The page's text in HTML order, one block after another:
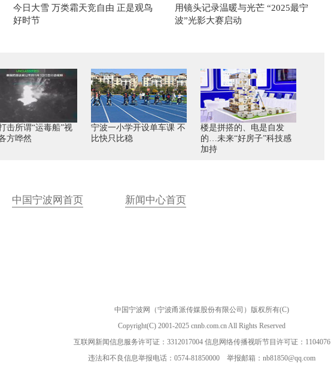
今日大雪 万类霜天竞自由 正是观鸟
好时节
用镜头记录温暖与光芒 “2025最宁
波”光影大赛启动
击所谓“运毒船”视
方哗然
宁波一小学开设单车课 不
比快只比稳
楼是拼搭的、电是自发
的…未来“好房子”科技感
加持
中国宁波网首页 新闻中心首页
中国宁波网（宁波甬派传媒股份有限公司）版权所有(C)
Copyright(C) 2001-2025 cnnb.com.cn All Rights Reserved
互联网新闻信息服务许可证：3312017004 信息网络传播视听节目许可证：1104076
违法和不良信息举报电话：0574-81850000 举报邮箱：nb81850@qq.com